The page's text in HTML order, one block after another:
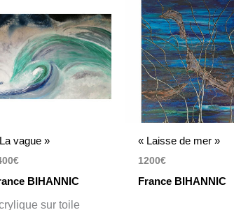
vague »
€
BIHANNIC
sur toile
« Laisse de mer »
1200€
France BIHANNIC